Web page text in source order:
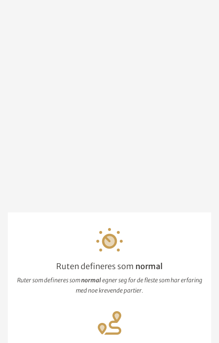
Ruten defineres som normal
Ruter som defineres somnormalegner seg for de fleste som har erfaring
med noe krevende partier.